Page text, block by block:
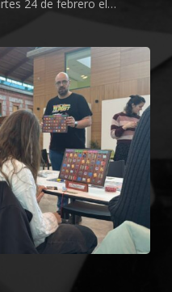
24 de febrero el…